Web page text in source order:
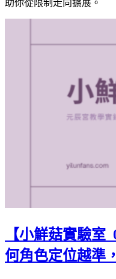
助你從限制走向擴展。
【小鮮菇實驗室
何角色定位越準